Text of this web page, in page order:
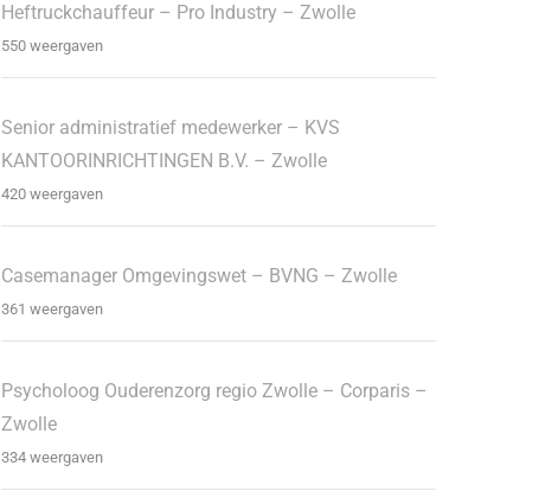
Heftruckchauffeur – Pro Industry – Zwolle
550 weergaven
Senior administratief medewerker – KVS
KANTOORINRICHTINGEN B.V. – Zwolle
420 weergaven
Casemanager Omgevingswet – BVNG – Zwolle
361 weergaven
Psycholoog Ouderenzorg regio Zwolle – Corparis –
Zwolle
334 weergaven